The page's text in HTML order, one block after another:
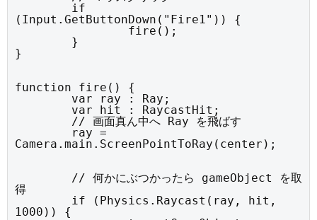
(Input.GetButtonDown("Fire1")) {
}
function fire() {
Camera.main.ScreenPointToRay(center);
得
1000)) {